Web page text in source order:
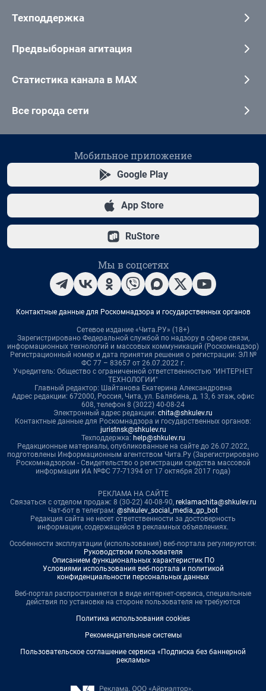
Техподдержка
Предвыборная агитация
Статистика канала в MAX
Все города сети
Мобильное приложение
Google Play
App Store
RuStore
Мы в соцсетях
Контактные данные для Роскомнадзора и государственных органов
Сетевое издание «Чита.РУ» (18+)
Зарегистрировано Федеральной службой по надзору в сфере связи,
информационных технологий и массовых коммуникаций (Роскомнадзор)
Регистрационный номер и дата принятия решения о регистрации: ЭЛ №
ФС 77 – 83657 от 26.07.2022 г.
Учредитель: Общество с ограниченной ответственностью "ИНТЕРНЕТ
ТЕХНОЛОГИИ"
Главный редактор: Шайтанова Екатерина Александровна
Адрес редакции: 672000, Россия, Чита, ул. Балябина, д. 13, 6 этаж, офис
608, телефон 8 (3022) 40-08-24
Электронный адрес редакции: chita@shkulev.ru
Контактные данные для Роскомнадзора и государственных органов:
juristnsk@shkulev.ru
Техподдержка: help@shkulev.ru
Редакционные материалы, опубликованные на сайте до 26.07.2022,
подготовлены Информационным агентством Чита.Ру (Зарегистрировано
Роскомнадзором - Свидетельство о регистрации средства массовой
информации ИА №ФС 77-71394 от 17 октября 2017 года)
РЕКЛАМА НА САЙТЕ
Связаться с отделом продаж: 8 (30-22) 40-08-90, reklamachita@shkulev.ru
Чат-бот в телеграм: @shkulev_social_media_gp_bot
Редакция сайта не несет ответственности за достоверность
информации, содержащейся в рекламных объявлениях.
Особенности эксплуатации (использования) веб-портала регулируются:
Руководством пользователя
Описанием функциональных характеристик ПО
Условиями использования веб-портала и политикой
конфиденциальности персональных данных
Веб-портал распространяется в виде интернет-сервиса, специальные
действия по установке на стороне пользователя не требуются
Политика использования cookies
Рекомендательные системы
Пользовательское соглашение сервиса «Подписка без баннерной
рекламы»